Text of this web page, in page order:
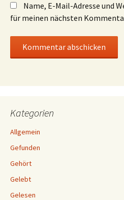
Name, E-Mail-Adresse und
für meinen nächsten
Kategorien
Allgemein
Gefunden
Gehört
Gelebt
Gelesen